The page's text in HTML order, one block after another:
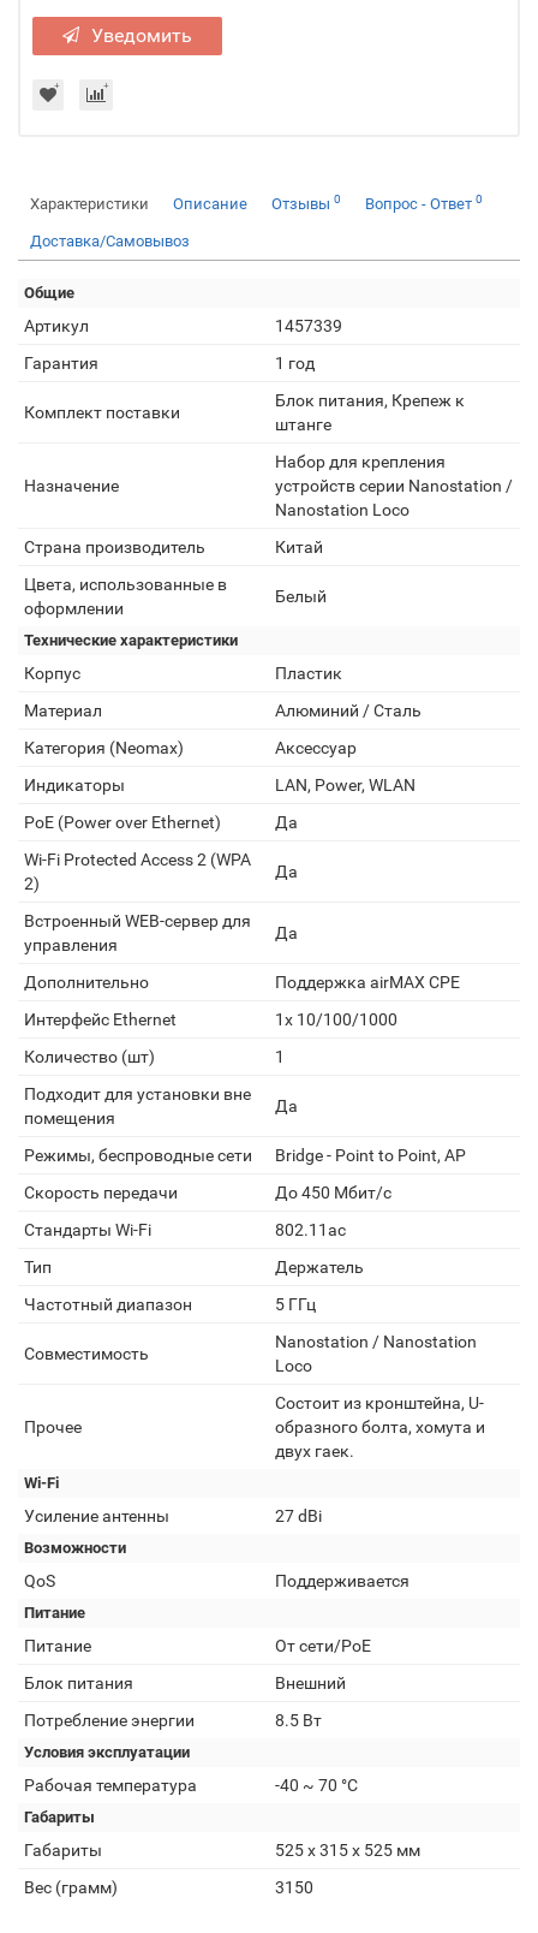
Уведомить
Характеристики Описание Отзывы 0 Вопрос - Ответ 0
Доставка/Самовывоз
Общие
Артикул
1457339
Гарантия
1 год
Комплект поставки
Блок питания, Крепеж к
штанге
Назначение
Набор для крепления
устройств серии Nanostation /
Nanostation Loco
Страна производитель
Китай
Цвета, использованные в
оформлении
Белый
Технические характеристики
Корпус
Пластик
Материал
Алюминий / Сталь
Категория (Neomax)
Аксессуар
Индикаторы
LAN, Power, WLAN
PoE (Power over Ethernet)
Да
Wi-Fi Protected Access 2 (WPA
2)
Да
Встроенный WEB-сервер для
управления
Да
Дополнительно
Поддержка airMAX CPE
Интерфейс Ethernet
1x 10/100/1000
Количество (шт)
1
Подходит для установки вне
помещения
Да
Режимы, беспроводные сети
Bridge - Point to Point, AP
Скорость передачи
До 450 Мбит/с
Стандарты Wi-Fi
802.11ac
Тип
Держатель
Частотный диапазон
5 ГГц
Совместимость
Nanostation / Nanostation
Loco
Прочее
Состоит из кронштейна, U-
образного болта, хомута и
двух гаек.
Wi-Fi
Усиление антенны 27 dBi
Возможности
QoS Поддерживается
Питание
Питание
От сети/PoE
Блок питания
Внешний
Потребление энергии
8.5 Вт
Условия эксплуатации
Рабочая температура -40 ~ 70 °C
Габариты
Габариты
525 x 315 x 525 мм
Вес (грамм)
3150